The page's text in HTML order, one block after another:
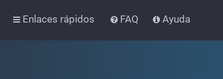
Enlaces rápidos FAQ Ayuda